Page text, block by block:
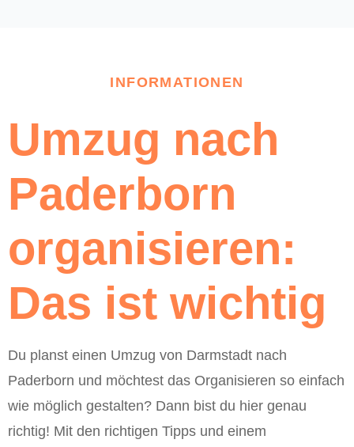
INFORMATIONEN
Umzug nach
Paderborn
organisieren:
Das ist wichtig
Du planst einen Umzug von Darmstadt nach
Paderborn und möchtest das Organisieren so einfach
wie möglich gestalten? Dann bist du hier genau
richtig! Mit den richtigen Tipps und einem